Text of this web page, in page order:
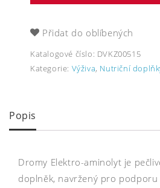
Přidat do oblíbených
Katalogové číslo: DVKZ00515
Kategorie: Výživa, Nutriční
Popis
Dromy Elektro-aminolyt je
doplněk, navržený pro